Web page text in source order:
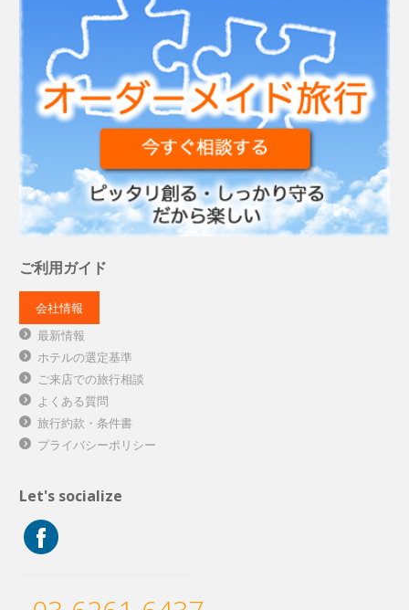
ご利用ガイド
会社情報
最新情報
ホテルの選定基準
ご来店での旅行相談
よくある質問
旅行約款・条件書
プライバシーポリシー
Let's socialize